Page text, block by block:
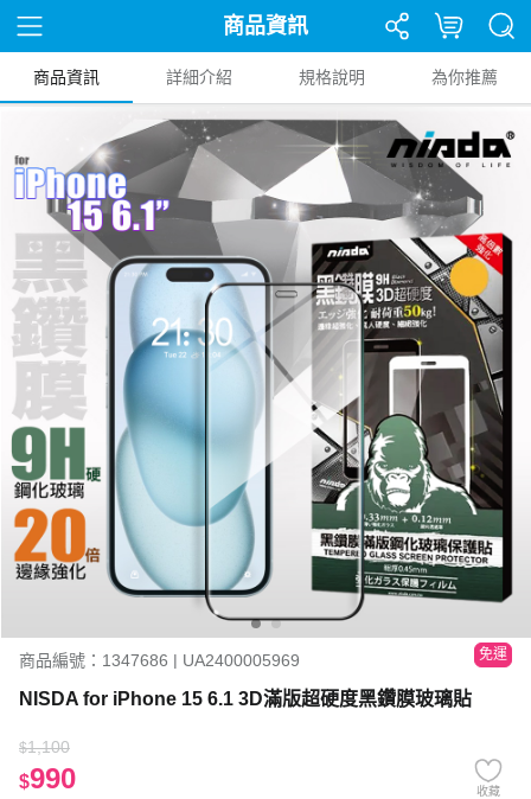
商品資訊
商品資訊 詳細介紹 規格說明 為你推薦
商品編號：1347686 | UA2400005969 免運
NISDA for iPhone 15 6.1 3D滿版超硬度黑鑽膜玻璃貼
$1,100
$990 收藏